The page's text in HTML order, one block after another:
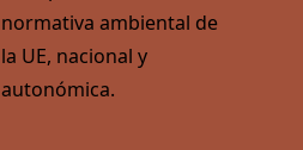
normativa ambiental de
la UE, nacional y
autonómica.